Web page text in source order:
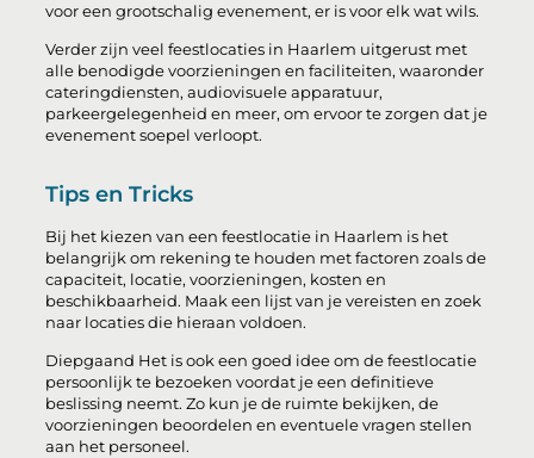
voor een grootschalig evenement, er is voor elk wat wils.
Verder zijn veel feestlocaties in Haarlem uitgerust met
alle benodigde voorzieningen en faciliteiten, waaronder
cateringdiensten, audiovisuele apparatuur,
parkeergelegenheid en meer, om ervoor te zorgen dat je
evenement soepel verloopt.
Tips en Tricks
Bij het kiezen van een feestlocatie in Haarlem is het
belangrijk om rekening te houden met factoren zoals de
capaciteit, locatie, voorzieningen, kosten en
beschikbaarheid. Maak een lijst van je vereisten en zoek
naar locaties die hieraan voldoen.
Diepgaand Het is ook een goed idee om de feestlocatie
persoonlijk te bezoeken voordat je een definitieve
beslissing neemt. Zo kun je de ruimte bekijken, de
voorzieningen beoordelen en eventuele vragen stellen
aan het personeel.